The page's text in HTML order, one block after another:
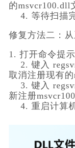
的msvcr100.dll
4. 等待扫
修复方法二：
1. 打开命令提
    2. 键入
取消注册现有的
    3. 键入
新注册
4. 重启计